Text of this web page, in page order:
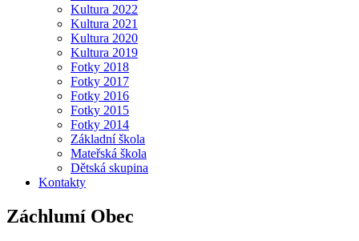
Kultura 2022
Kultura 2021
Kultura 2020
Kultura 2019
Fotky 2018
Fotky 2017
Fotky 2016
Fotky 2015
Fotky 2014
Základní škola
Mateřská škola
Dětská skupina
Kontakty
Záchlumí Obec